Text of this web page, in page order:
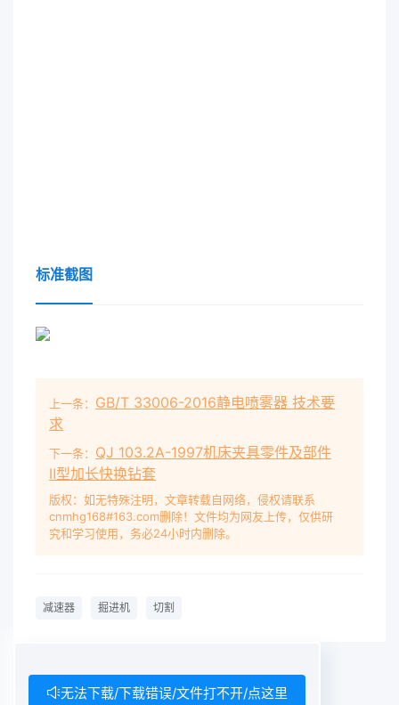
标准截图
上一条： GB/T 33006-2016静电喷雾器 技术要
求
下一条： QJ 103.2A-1997机床夹具零件及部件
Ⅱ型加长快换钻套
版权：如无特殊注明，文章转载自网络，侵权请联系
cnmhg168#163.com删除！文件均为网友上传，仅供研
究和学习使用，务必24小时内删除。
减速器 掘进机 切割
无法下载/下载错误/文件打不开/点这里